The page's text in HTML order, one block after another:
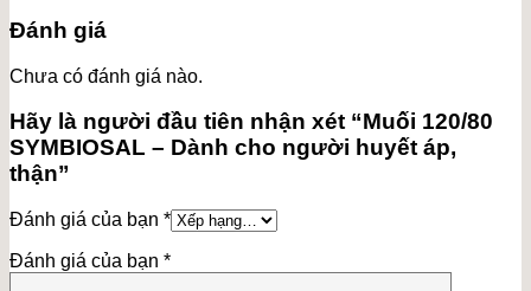
Đánh giá
Chưa có đánh giá nào.
Hãy là người đầu tiên nhận xét “Muối 120/80
SYMBIOSAL – Dành cho người huyết áp,
thận”
Đánh giá của bạn *
Đánh giá của bạn *